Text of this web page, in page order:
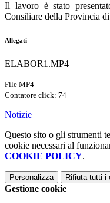
Il lavoro è stato
Consiliare della Provincia di
Allegati
ELABOR1.MP4
File MP4
Contatore click: 74
Notizie
Questo sito o gli strumenti
cookie necessari al
COOKIE POLICY.
Personalizza Rifiuta tutti i
Gestione cookie